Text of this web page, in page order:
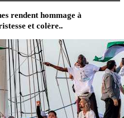
rendent hommage à
et colère..